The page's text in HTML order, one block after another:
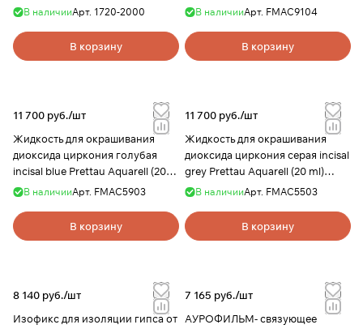
В наличииАрт. 1720-2000
В корзину
ZirkonZahn
В наличииАрт. FMAC9104
В корзину
11 700 руб./шт
Жидкость для окрашивания
диоксида циркония голубая
incisal blue Prettau Aquarell (20
ml) ZirkonZahn
В наличииАрт. FMAC5903
В корзину
11 700 руб./шт
Жидкость для окрашивания
диоксида циркония серая incisal
grey Prettau Aquarell (20 ml)
ZirkonZahn
В наличииАрт. FMAC5503
В корзину
8 140 руб./шт
Изофикс для изоляции гипса от
7 165 руб./шт
АУРОФИЛЬМ- связующее